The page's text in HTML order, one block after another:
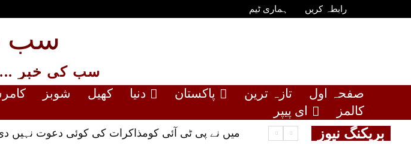
رابطہ کریں ہماری ٹیم
سب
سب کی خبر
صفحہ اول تازہ ترین پاکستان دنیا کھیل شوبز
کالمز
ای پیپر
بریکنگ نیوز میں نے پی ٹی آئی کومذاکرات کی کوئی دعوت نہیں